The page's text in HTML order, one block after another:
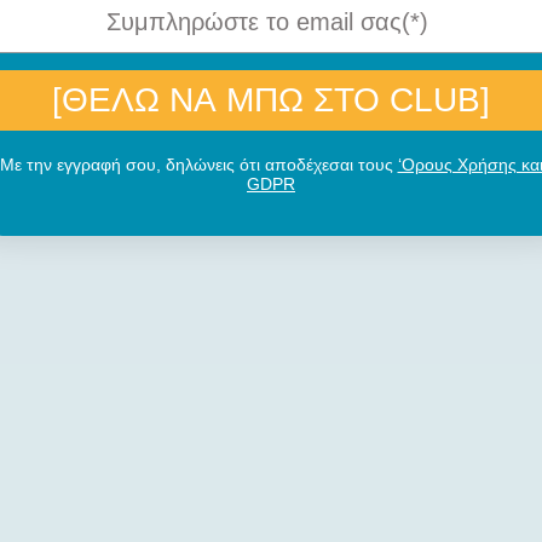
[ΘΕΛΩ ΝΑ ΜΠΩ ΣΤΟ CLUB]
Με την εγγραφή σου, δηλώνεις ότι αποδέχεσαι τους ‘Ορους Χρήσης και
GDPR